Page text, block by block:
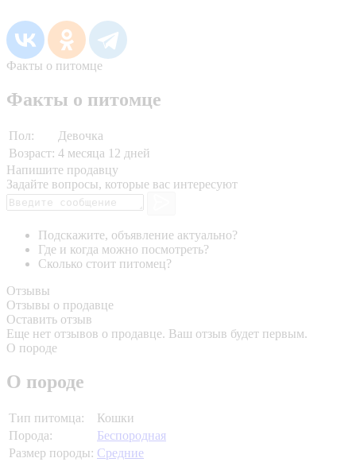
Факты о питомце
Факты о питомце
Пол:
Девочка
Возраст: 4 месяца 12 дней
Напишите продавцу
Задайте вопросы, которые вас интересуют
Подскажите, объявление актуально?
Где и когда можно посмотреть?
Сколько стоит питомец?
Отзывы
Отзывы о продавце
Оставить отзыв
Еще нет отзывов о продавце. Ваш отзыв будет первым.
О породе
О породе
Тип питомца:
Кошки
Порода:
Беспородная
Размер породы: Средние